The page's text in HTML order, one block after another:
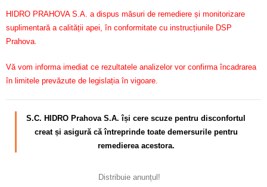
HIDRO PRAHOVA S.A. a dispus măsuri de remediere și monitorizare
suplimentară a calității apei, în conformitate cu instrucțiunile DSP
Prahova.
Vă vom informa imediat ce rezultatele analizelor vor confirma încadrarea
în limitele prevăzute de legislația în vigoare.
S.C. HIDRO Prahova S.A. își cere scuze pentru disconfortul
creat și asigură că întreprinde toate demersurile pentru
remedierea acestora.
Distribuie anunțul!